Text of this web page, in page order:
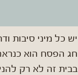
יש כל מיני סיבות
חג הפסח הוא
בבית זה לא רק